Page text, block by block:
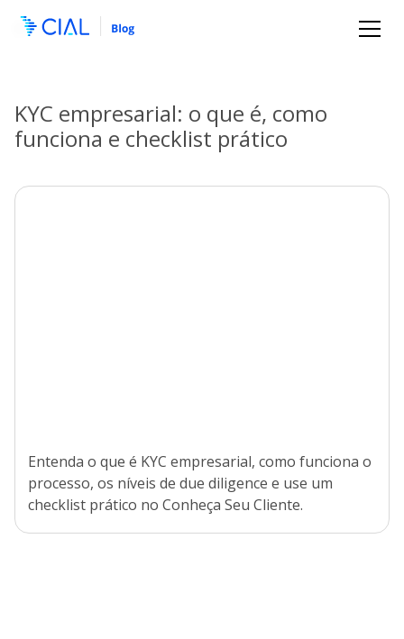
KYC empresarial: o que é, como
funciona e checklist prático
Entenda o que é KYC empresarial, como funciona o
processo, os níveis de due diligence e use um
checklist prático no Conheça Seu Cliente.